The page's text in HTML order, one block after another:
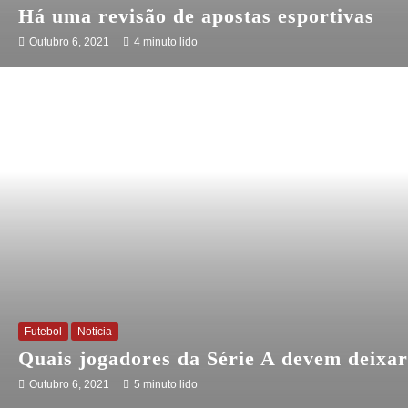
Há uma revisão de apostas esportivas
Outubro 6, 2021 4 minuto lido
Futebol Noticia
Quais jogadores da Série A devem
Outubro 6, 2021 5 minuto lido